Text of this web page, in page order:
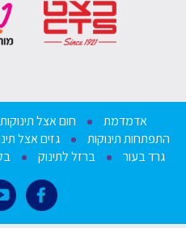
אדמדמת חום אצל תינוקות
התפתחות תינוקות
גזים אצל
גרד בעור
ברזל לתינוק